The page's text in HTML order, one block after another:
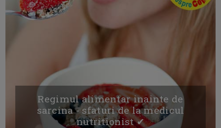
Regimul alimentar inainte de
sarcina - sfaturi de la medicul
nutritionist ✔